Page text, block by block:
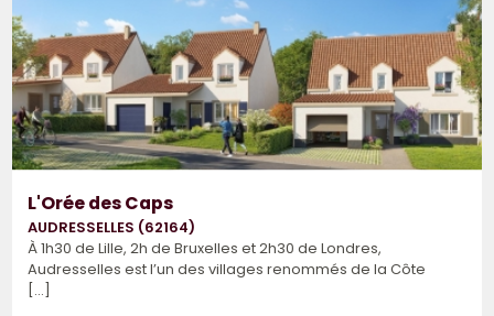
L'Orée des Caps
AUDRESSELLES (62164)
À 1h30 de Lille, 2h de Bruxelles et 2h30 de Londres,
Audresselles est l’un des villages renommés de la Côte
[...]